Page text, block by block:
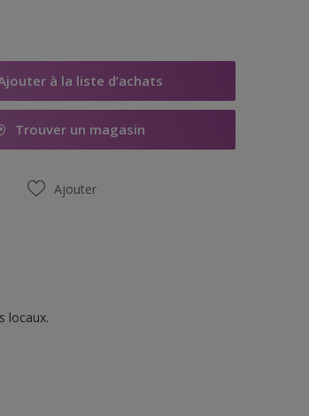
à la liste d’achats
Trouver un magasin
Ajouter
locaux.